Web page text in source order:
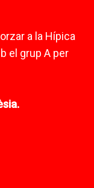
a la Hípica
el grup A per